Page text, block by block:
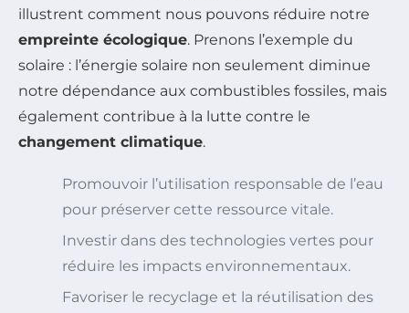
illustrent comment nous pouvons réduire notre
empreinte écologique. Prenons l’exemple du
solaire : l’énergie solaire non seulement diminue
notre dépendance aux combustibles fossiles, mais
également contribue à la lutte contre le
changement climatique.
Promouvoir l’utilisation responsable de l’eau
pour préserver cette ressource vitale.
Investir dans des technologies vertes pour
réduire les impacts environnementaux.
Favoriser le recyclage et la réutilisation des